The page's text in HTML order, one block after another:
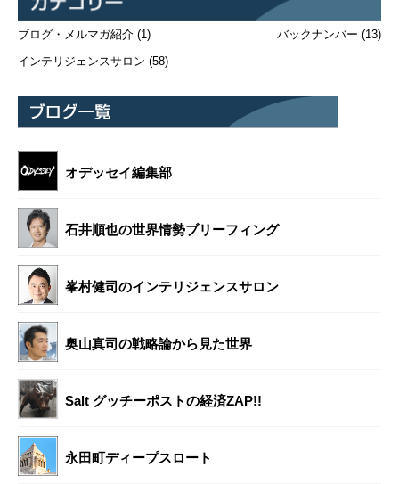
ブログ・メルマガ紹介 (1)
インテリジェンスサロン (58)
バックナンバー (13)
オデッセイ編集部
石井順也の世界情勢ブリーフィング
峯村健司のインテリジェンスサロン
奥山真司の戦略論から見た世界
Salt グッチーポストの経済ZAP!!
永田町ディープスロート